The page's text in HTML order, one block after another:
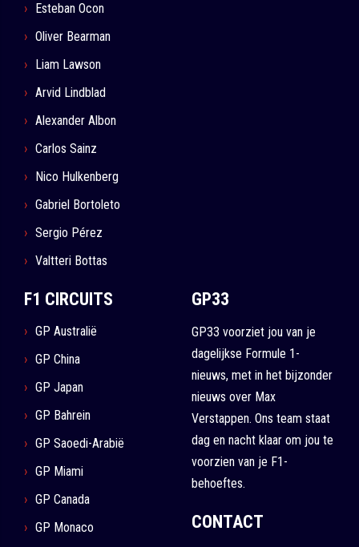
Esteban Ocon
Oliver Bearman
Liam Lawson
Arvid Lindblad
Alexander Albon
Carlos Sainz
Nico Hulkenberg
Gabriel Bortoleto
Sergio Pérez
Valtteri Bottas
F1 CIRCUITS
GP Australië
GP China
GP Japan
GP Bahrein
GP Saoedi-Arabië
GP Miami
GP Canada
GP Monaco
GP33
GP33 voorziet jou van je
dagelijkse Formule 1-
nieuws, met in het bijzonder
nieuws over Max
Verstappen. Ons team staat
dag en nacht klaar om jou te
voorzien van je F1-
behoeftes.
CONTACT